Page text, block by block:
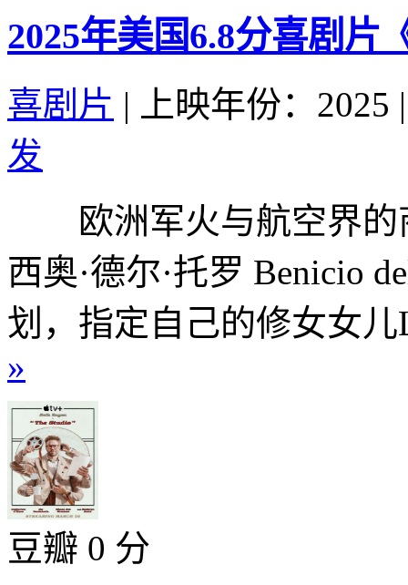
2025年美国6.8分喜剧片
喜剧片 | 上映年份：2025 |
发
欧洲军火与航空界的
西奥·德尔·托罗 Benicio
划，指定自己的修女女
»
豆瓣 0 分